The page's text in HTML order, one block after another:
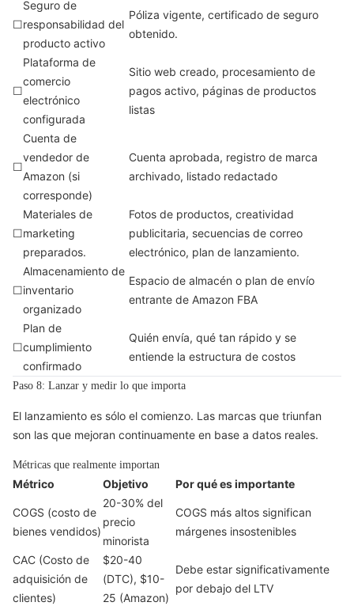
☐
Seguro de
responsabilidad del
producto activo
Póliza vigente, certificado de seguro
obtenido.
☐
Plataforma de
comercio
electrónico
configurada
Sitio web creado, procesamiento de
pagos activo, páginas de productos
listas
☐
Cuenta de
vendedor de
Amazon (si
corresponde)
Cuenta aprobada, registro de marca
archivado, listado redactado
☐
Materiales de
marketing
preparados.
Fotos de productos, creatividad
publicitaria, secuencias de correo
electrónico, plan de lanzamiento.
☐
Almacenamiento de
inventario
organizado
Espacio de almacén o plan de envío
entrante de Amazon FBA
☐
Plan de
cumplimiento
confirmado
Quién envía, qué tan rápido y se
entiende la estructura de costos
Paso 8: Lanzar y medir lo que importa
El lanzamiento es sólo el comienzo. Las marcas que triunfan
son las que mejoran continuamente en base a datos reales.
Métricas que realmente importan
Métrico Objetivo Por qué es importante
COGS (costo de
bienes vendidos)
20-30% del
precio
minorista
COGS más altos significan
márgenes insostenibles
CAC (Costo de
adquisición de
clientes)
$20-40
(DTC), $10-
25 (Amazon)
Debe estar significativamente
por debajo del LTV